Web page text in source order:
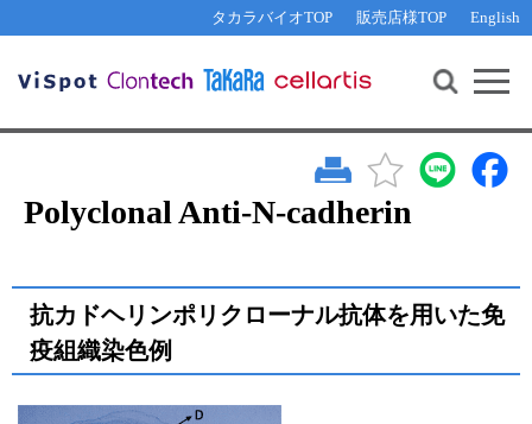
タカラバイオTOP 販売店様TOP English
機能解析・サイレンシング
核酸抽出・精製・標識
リアルタイムPCR（qPCR）
装置・ソフトウェア
その他 ライセンスに関するご相談
遺伝子組換え生物該当製品
研究支援ツール
Cut-Site Navigator 制限酵素切断サイトの検索
抗体検索サイト
リアルタイムPCR（インターカレーター法）
プライマー検索・注文
リアルタイムPCR（プローブ法）
お問い合わせ WEB会員登録
Polyclonal Anti-N-cadherin
抗カドヘリンポリクローナル抗体を用いた免
疫組織染色例